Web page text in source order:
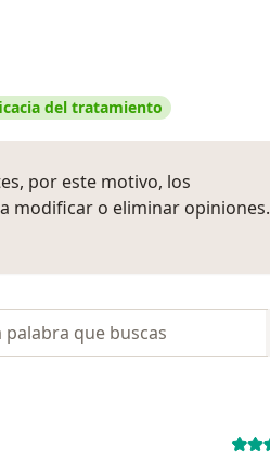
del tratamiento
por este motivo, los
modificar o eliminar opiniones.